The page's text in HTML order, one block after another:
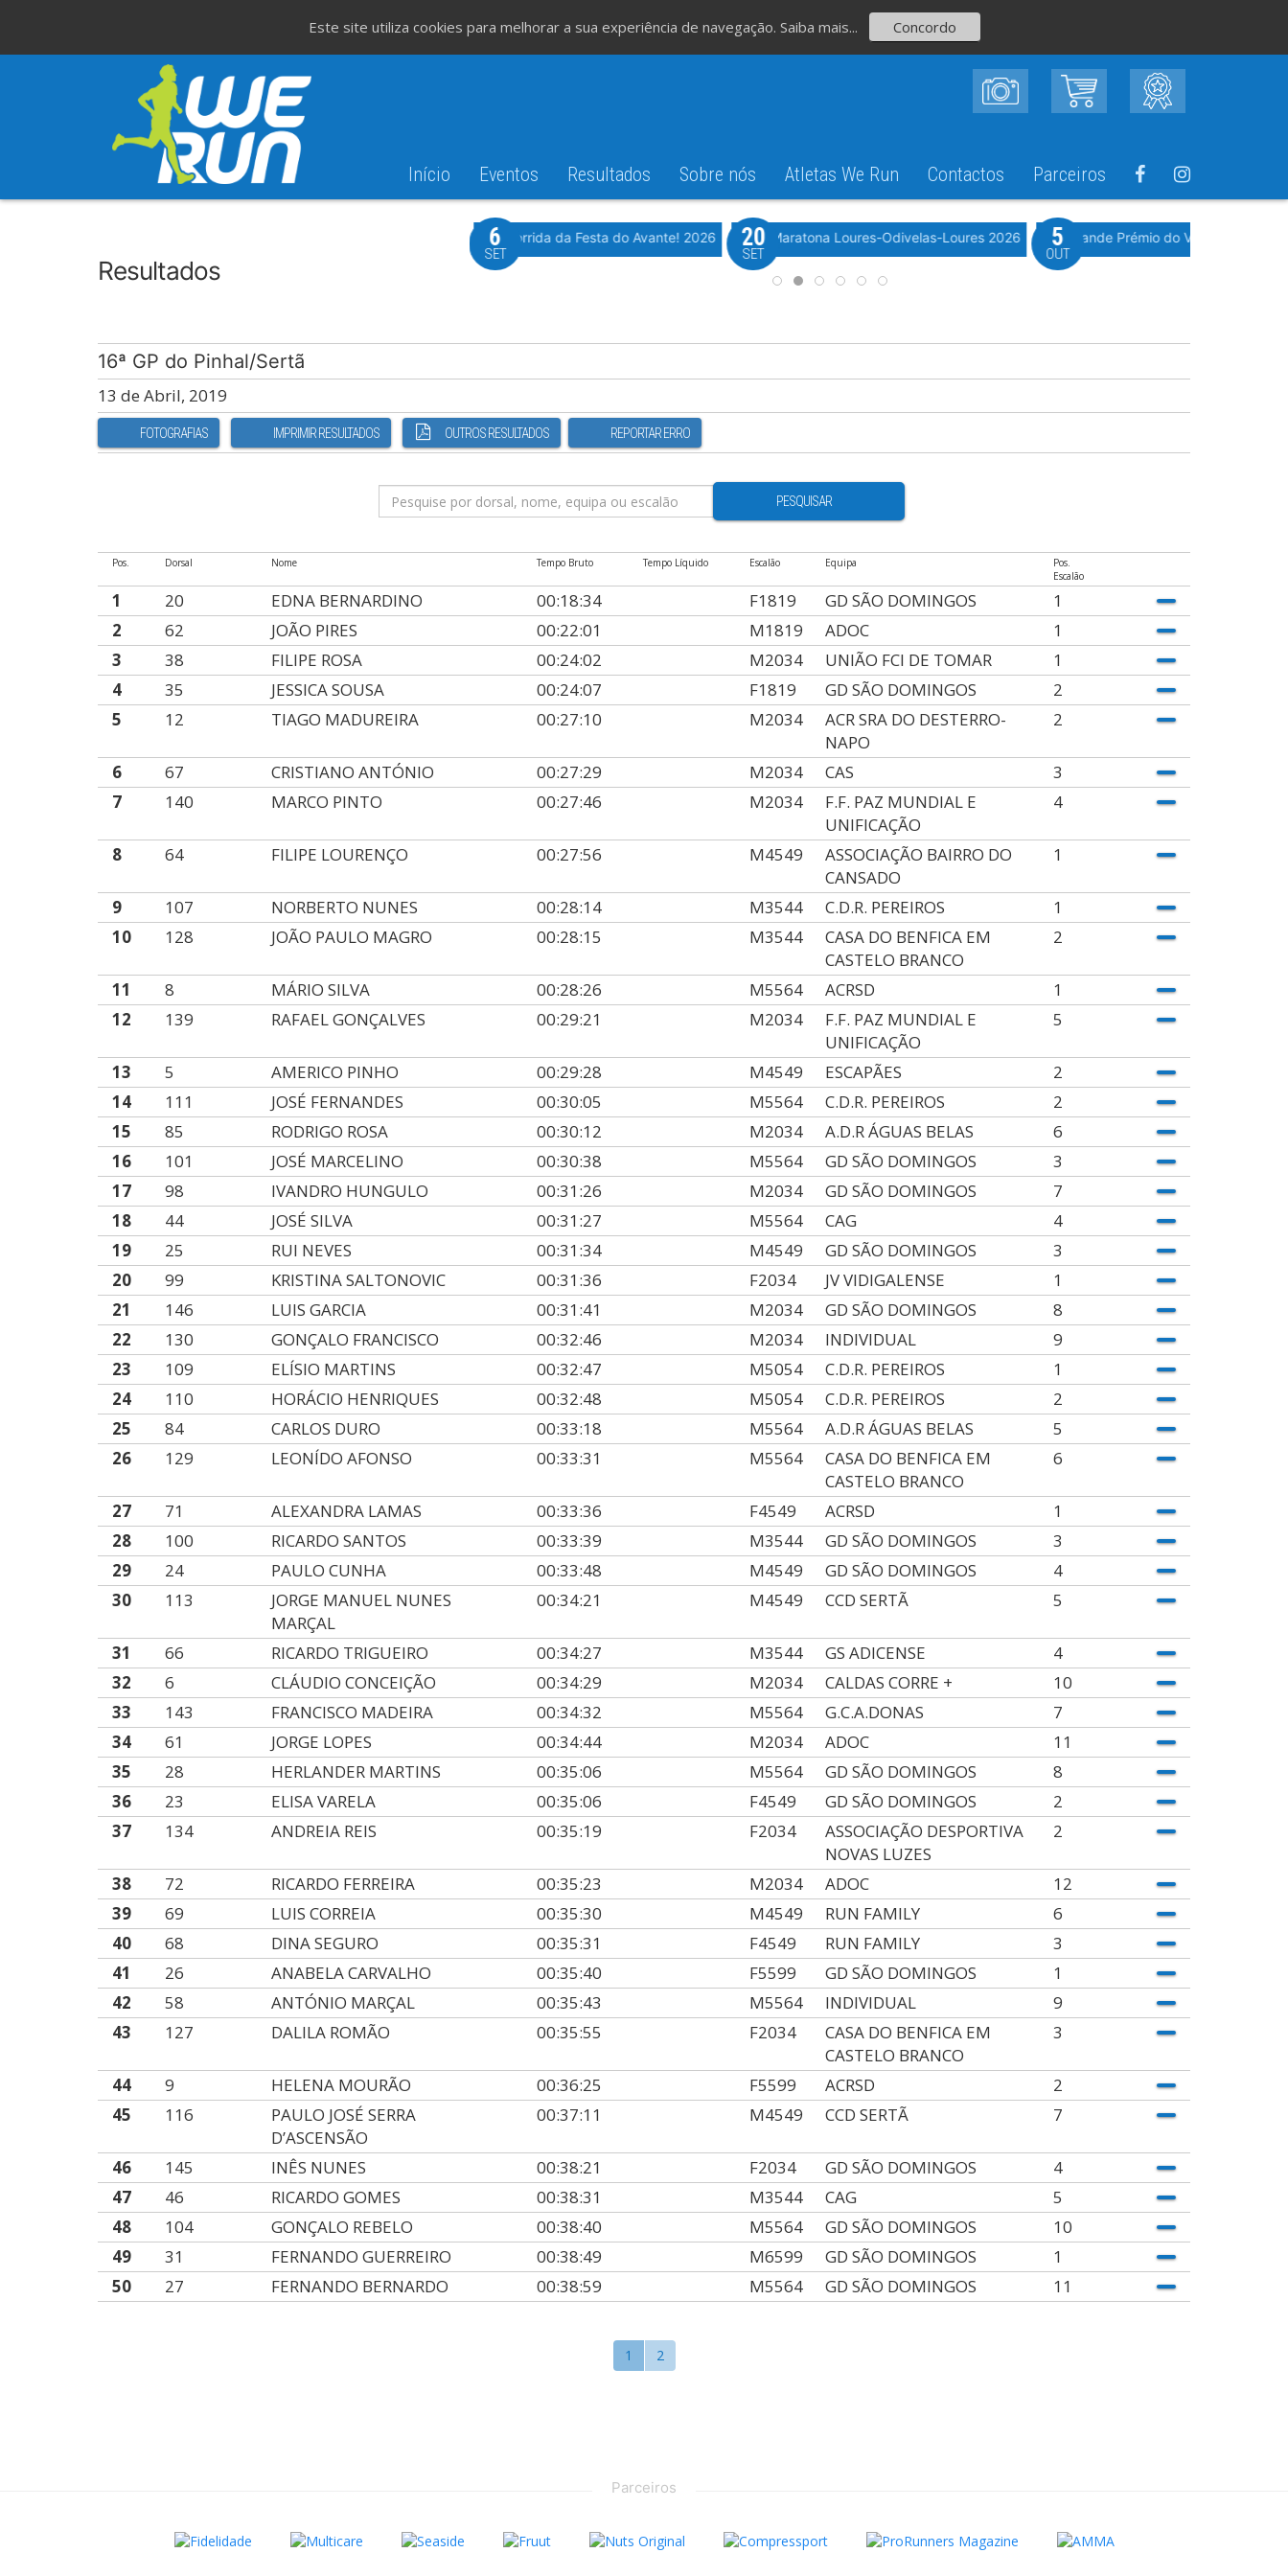
Início Eventos Resultados Sobre nós Atletas We Run Contactos Parceiros
Resultados Evento WeTiming
37ª Corrida da Festa do Avante! 2026
6
SET
Meia Maratona Loures-Odivelas-Loures 2026
20
SET
10º Grande Prémio do Vale Grande
5
OUT
16ª GP do Pinhal/Sertã
13 de Abril, 2019
FOTOGRAFIAS IMPRIMIR RESULTADOS OUTROS RESULTADOS REPORTAR ERRO
PESQUISAR
Pos. Dorsal Nome Tempo Bruto Tempo Líquido Escalão Equipa
Pos.
Escalão
1 20 EDNA BERNARDINO 00:18:34 F1819 GD SÃO DOMINGOS
1
2
62 JOÃO PIRES 00:22:01 M1819 ADOC
1
3
38 FILIPE ROSA 00:24:02 M2034 UNIÃO FCI DE TOMAR
1
4
35 JESSICA SOUSA 00:24:07 F1819 GD SÃO DOMINGOS
2
5
12 TIAGO MADUREIRA 00:27:10 M2034
ACR SRA DO DESTERRO-
NAPO
2
6 67 CRISTIANO ANTÓNIO 00:27:29 M2034 CAS
3
7
140 MARCO PINTO 00:27:46 M2034
F.F. PAZ MUNDIAL E
UNIFICAÇÃO
4
8 64 FILIPE LOURENÇO 00:27:56 M4549
ASSOCIAÇÃO BAIRRO DO
CANSADO
1
9 107 NORBERTO NUNES 00:28:14 M3544 C.D.R. PEREIROS
1
10
128 JOÃO PAULO MAGRO 00:28:15 M3544
CASA DO BENFICA EM
CASTELO BRANCO
2
11 8 MÁRIO SILVA 00:28:26 M5564 ACRSD
1
12
139 RAFAEL GONÇALVES 00:29:21 M2034
F.F. PAZ MUNDIAL E
UNIFICAÇÃO
5
13 5 AMERICO PINHO 00:29:28 M4549 ESCAPÃES
2
14
111 JOSÉ FERNANDES 00:30:05 M5564 C.D.R. PEREIROS
2
15
85 RODRIGO ROSA 00:30:12 M2034 A.D.R ÁGUAS BELAS
6
16
101 JOSÉ MARCELINO 00:30:38 M5564 GD SÃO DOMINGOS
3
17
98 IVANDRO HUNGULO 00:31:26 M2034 GD SÃO DOMINGOS
7
18
44 JOSÉ SILVA 00:31:27 M5564 CAG
4
19
25 RUI NEVES 00:31:34 M4549 GD SÃO DOMINGOS
3
20
99 KRISTINA SALTONOVIC 00:31:36 F2034 JV VIDIGALENSE
1
21
146 LUIS GARCIA 00:31:41 M2034 GD SÃO DOMINGOS
8
22
130 GONÇALO FRANCISCO 00:32:46 M2034 INDIVIDUAL
9
23
109 ELÍSIO MARTINS 00:32:47 M5054 C.D.R. PEREIROS
1
24
110 HORÁCIO HENRIQUES 00:32:48 M5054 C.D.R. PEREIROS
2
25
84 CARLOS DURO 00:33:18 M5564 A.D.R ÁGUAS BELAS
5
26
129 LEONÍDO AFONSO 00:33:31 M5564
CASA DO BENFICA EM
CASTELO BRANCO
6
27 71 ALEXANDRA LAMAS 00:33:36 F4549 ACRSD
1
28
100 RICARDO SANTOS 00:33:39 M3544 GD SÃO DOMINGOS
3
29
24 PAULO CUNHA 00:33:48 M4549 GD SÃO DOMINGOS
4
30
113
JORGE MANUEL NUNES
MARÇAL
00:34:21 M4549 CCD SERTÃ 5
31 66 RICARDO TRIGUEIRO 00:34:27 M3544 GS ADICENSE
4
32
6 CLÁUDIO CONCEIÇÃO 00:34:29 M2034 CALDAS CORRE +
10
33
143 FRANCISCO MADEIRA 00:34:32 M5564 G.C.A.DONAS
7
34
61 JORGE LOPES 00:34:44 M2034 ADOC
11
35
28 HERLANDER MARTINS 00:35:06 M5564 GD SÃO DOMINGOS
8
36
23 ELISA VARELA 00:35:06 F4549 GD SÃO DOMINGOS
2
37
134 ANDREIA REIS 00:35:19 F2034
ASSOCIAÇÃO DESPORTIVA
NOVAS LUZES
2
38 72 RICARDO FERREIRA 00:35:23 M2034 ADOC
12
39
69 LUIS CORREIA 00:35:30 M4549 RUN FAMILY
6
40
68 DINA SEGURO 00:35:31 F4549 RUN FAMILY
3
41
26 ANABELA CARVALHO 00:35:40 F5599 GD SÃO DOMINGOS
1
42
58 ANTÓNIO MARÇAL 00:35:43 M5564 INDIVIDUAL
9
43
127 DALILA ROMÃO 00:35:55 F2034
CASA DO BENFICA EM
CASTELO BRANCO
3
44 9 HELENA MOURÃO 00:36:25 F5599 ACRSD
2
45
116
PAULO JOSÉ SERRA
D’ASCENSÃO
00:37:11 M4549 CCD SERTÃ 7
46 145 INÊS NUNES 00:38:21 F2034 GD SÃO DOMINGOS
4
47
46 RICARDO GOMES 00:38:31 M3544 CAG
5
48
104 GONÇALO REBELO 00:38:40 M5564 GD SÃO DOMINGOS
10
49
31 FERNANDO GUERREIRO 00:38:49 M6599 GD SÃO DOMINGOS
1
50
27 FERNANDO BERNARDO 00:38:59 M5564 GD SÃO DOMINGOS 11
1 2
Parceiros
Este site utiliza cookies para melhorar a sua experiência de navegação. Saiba mais... Concordo